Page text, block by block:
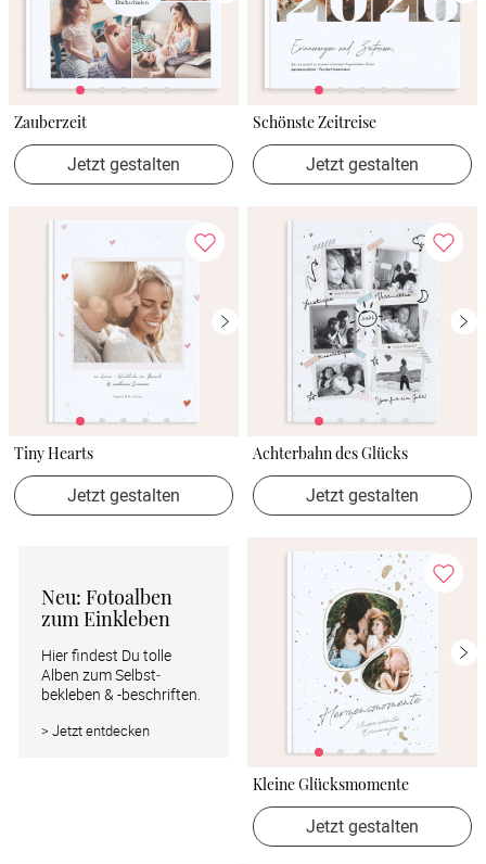
Zauberzeit
Jetzt gestalten
Schönste Zeitreise
Jetzt gestalten
Tiny Hearts
Jetzt gestalten
Achterbahn des Glücks
Jetzt gestalten
Neu: Fotoalben
zum Einkleben
Hier findest Du tolle
Alben zum Selbst­
bekleben & -beschriften.
> Jetzt entdecken
Kleine Glücksmomente
Jetzt gestalten